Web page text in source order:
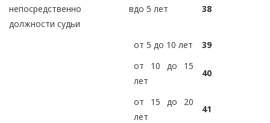
непосредственно в
должности судьи
до 5 лет 38
от 5 до 10 лет
39
от 10 до 15
лет
40
от 15 до 20
лет
41